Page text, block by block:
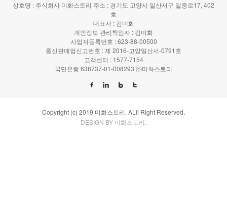
상호명 : 주식회사 미화스토리 주소 : 경기도 고양시 일산서구 일중로17, 402
호
대표자 : 김미화
개인정보 관리책임자 : 김미화
사업자등록번호 : 623-88-00500
통신판매업신고번호 : 제 2016-고양일산서-0791호
고객센터 : 1577-7154
국민은행 638737-01-008293 ㈜미화스토리
Copyright (c) 2019 미화스토리. ALll Right Reserved.
DESIGN BY 미화스토리.